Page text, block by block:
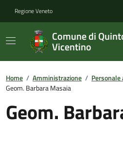
Regione Veneto
Comune di
Vicentino
Home / Amministrazione /
Geom. Barbara Masaia
Geom.